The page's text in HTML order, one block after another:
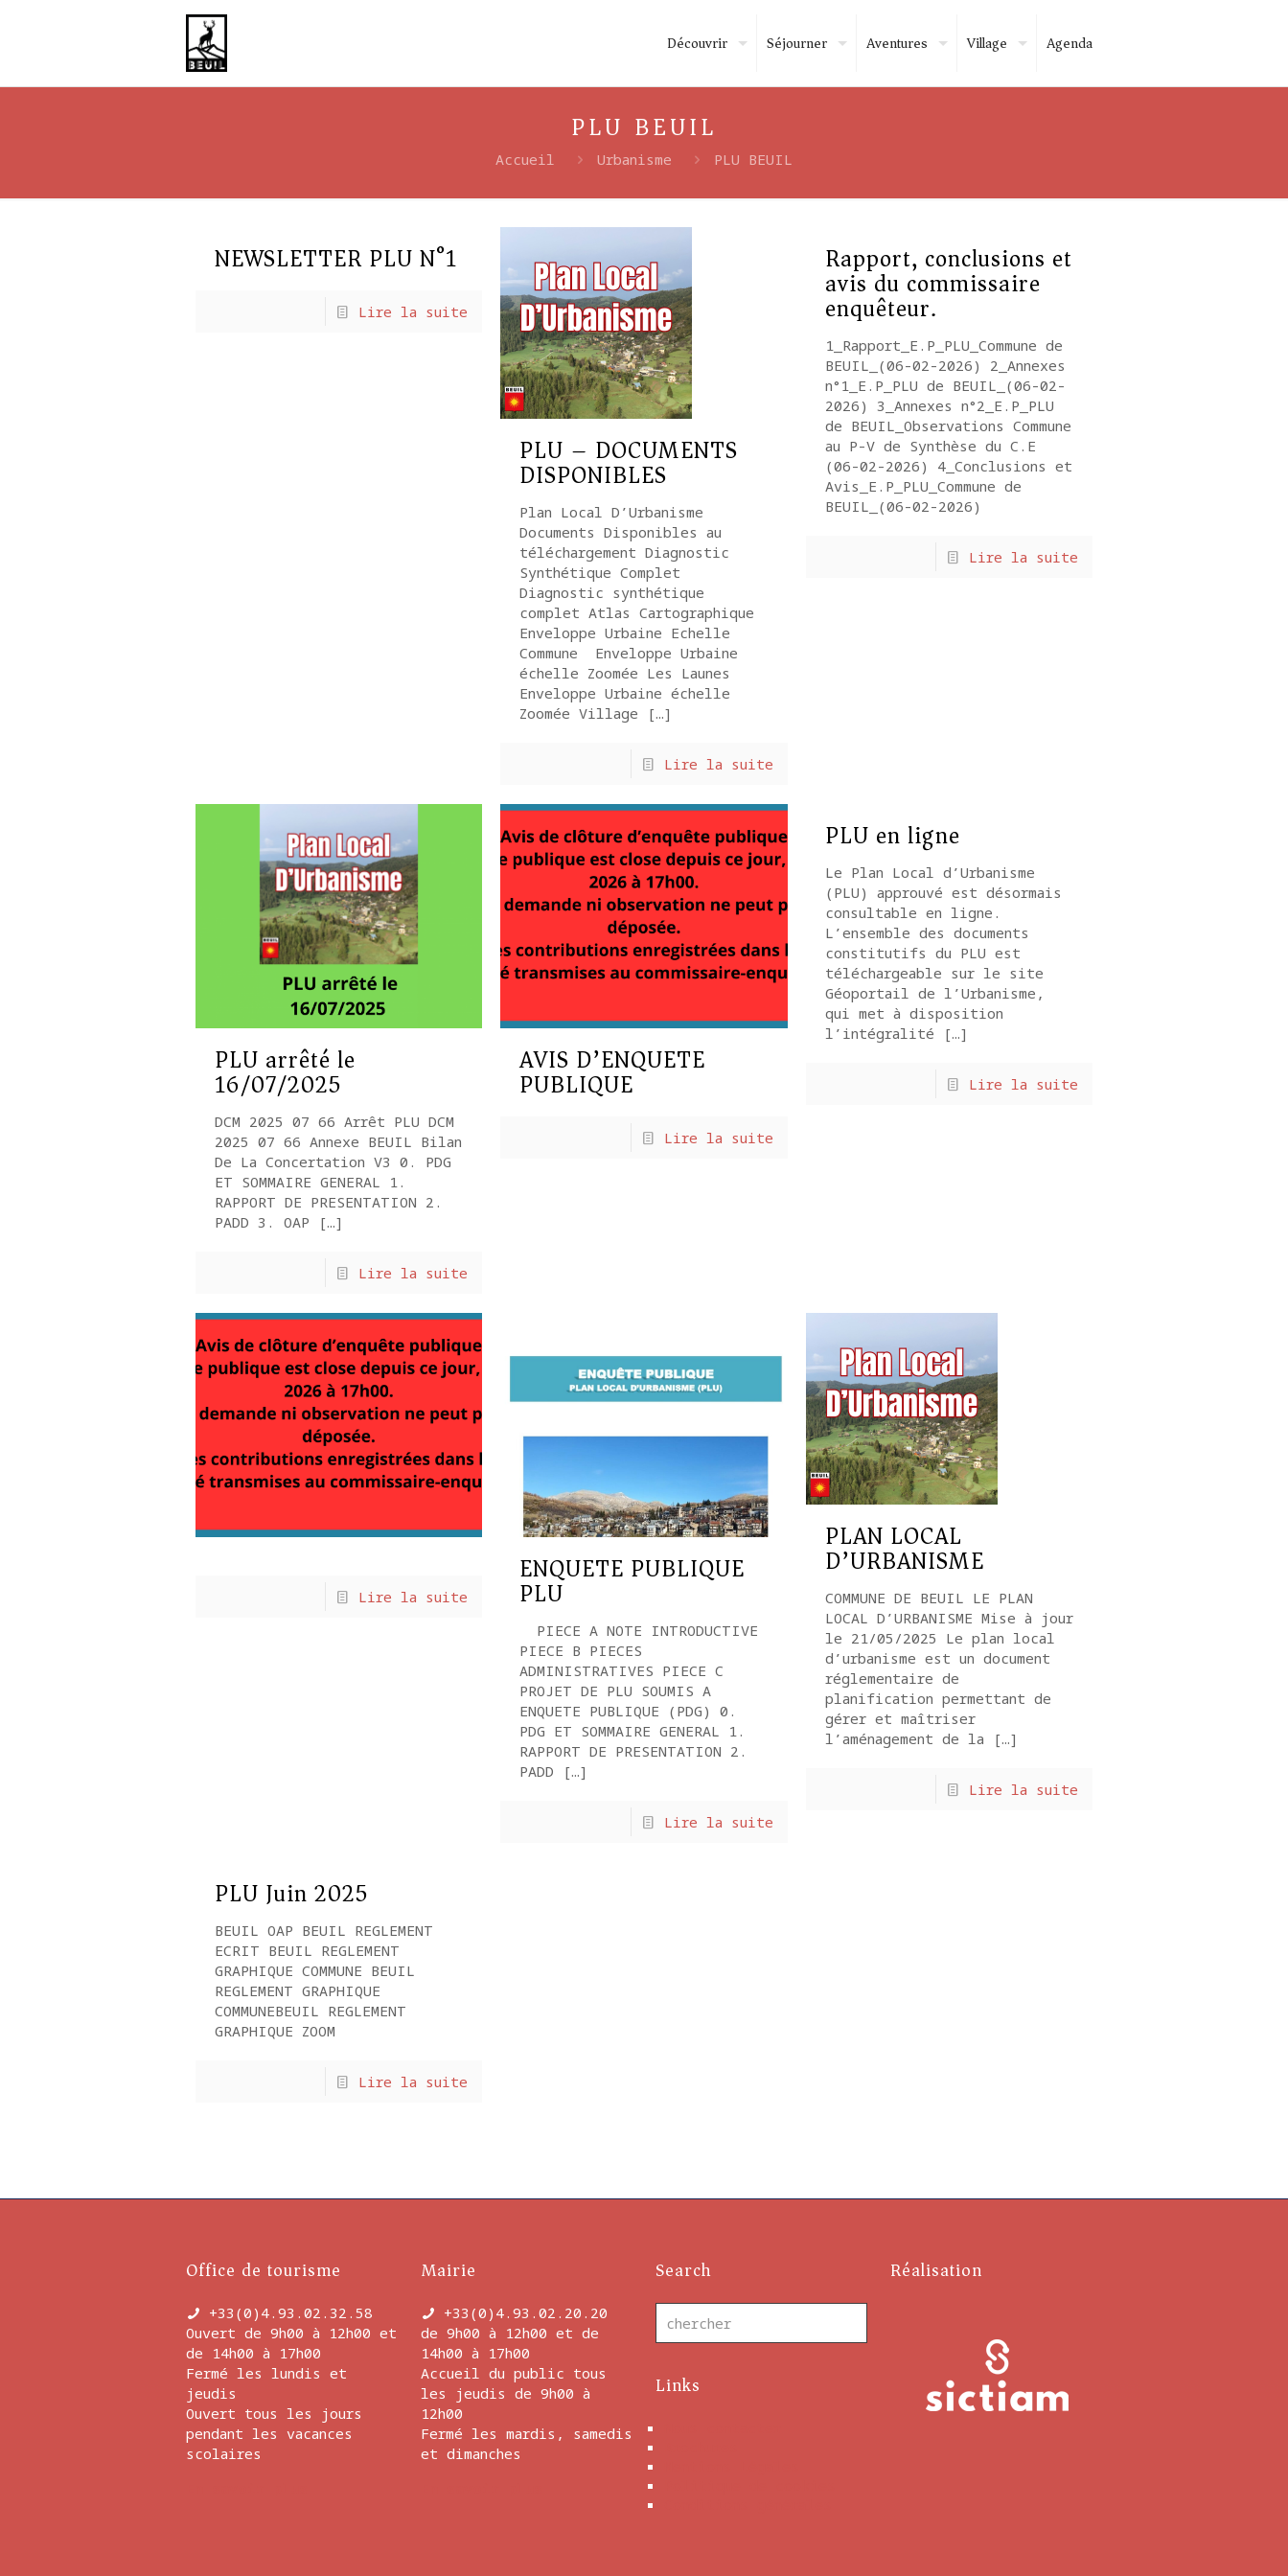
Découvrir Séjourner Aventures Village Agenda
PLU BEUIL
Accueil Urbanisme PLU BEUIL
NEWSLETTER PLU N°1
Lire la suite
PLU – DOCUMENTS
DISPONIBLES
Plan Local D’Urbanisme
Documents Disponibles au
téléchargement Diagnostic
Synthétique Complet
Diagnostic synthétique
complet Atlas Cartographique
Enveloppe Urbaine Echelle
Commune Enveloppe Urbaine
échelle Zoomée Les Launes
Enveloppe Urbaine échelle
Zoomée Village […]
Lire la suite
Rapport, conclusions et
avis du commissaire
enquêteur.
1_Rapport_E.P_PLU_Commune de
BEUIL_(06-02-2026) 2_Annexes
n°1_E.P_PLU de BEUIL_(06-02-
2026) 3_Annexes n°2_E.P_PLU
de BEUIL_Observations Commune
au P-V de Synthèse du C.E
(06-02-2026) 4_Conclusions et
Avis_E.P_PLU_Commune de
BEUIL_(06-02-2026)
Lire la suite
PLU arrêté le
16/07/2025
DCM 2025 07 66 Arrêt PLU DCM
2025 07 66 Annexe BEUIL Bilan
De La Concertation V3 0. PDG
ET SOMMAIRE GENERAL 1.
RAPPORT DE PRESENTATION 2.
PADD 3. OAP […]
Lire la suite
AVIS D’ENQUETE
PUBLIQUE
Lire la suite
PLU en ligne
Le Plan Local d’Urbanisme
(PLU) approuvé est désormais
consultable en ligne.
L’ensemble des documents
constitutifs du PLU est
téléchargeable sur le site
Géoportail de l’Urbanisme,
qui met à disposition
l’intégralité […]
Lire la suite
Lire la suite
ENQUETE PUBLIQUE
PLU
PIECE A NOTE INTRODUCTIVE
PIECE B PIECES
ADMINISTRATIVES PIECE C
PROJET DE PLU SOUMIS A
ENQUETE PUBLIQUE (PDG) 0.
PDG ET SOMMAIRE GENERAL 1.
RAPPORT DE PRESENTATION 2.
PADD […]
Lire la suite
PLAN LOCAL
D’URBANISME
COMMUNE DE BEUIL LE PLAN
LOCAL D’URBANISME Mise à jour
le 21/05/2025 Le plan local
d’urbanisme est un document
réglementaire de
planification permettant de
gérer et maîtriser
l’aménagement de la […]
Lire la suite
PLU Juin 2025
BEUIL OAP BEUIL REGLEMENT
ECRIT BEUIL REGLEMENT
GRAPHIQUE COMMUNE BEUIL
REGLEMENT GRAPHIQUE
COMMUNEBEUIL REGLEMENT
GRAPHIQUE ZOOM
Lire la suite
Office de tourisme
+33(0)4.93.02.32.58
Ouvert de 9h00 à 12h00 et
de 14h00 à 17h00
Fermé les lundis et
jeudis
Ouvert tous les jours
pendant les vacances
scolaires
Mairie
+33(0)4.93.02.20.20
de 9h00 à 12h00 et de
14h00 à 17h00
Accueil du public tous
les jeudis de 9h00 à
12h00
Fermé les mardis, samedis
et dimanches
Search
Links
Réalisation